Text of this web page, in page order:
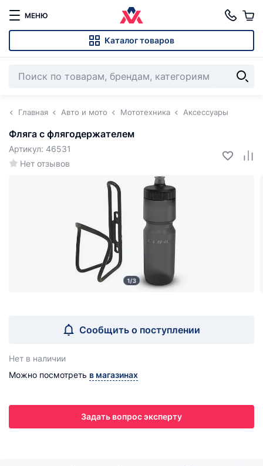
МЕНЮ
Каталог товаров
Главная Авто и мото Мототехника Аксессуары
Фляга с флягодержателем
Нет отзывов
Артикул: 46531
1/3
Сообщить о поступлении
Нет в наличии
Можно посмотреть в магазинах
Задать вопрос эксперту